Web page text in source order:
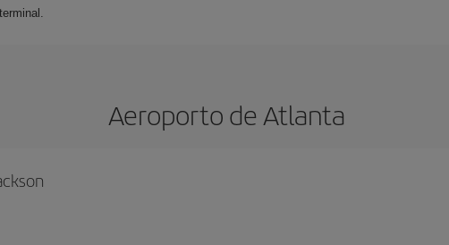
Aeroporto de Atlanta